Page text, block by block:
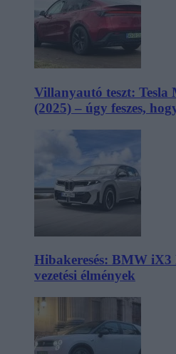
Villanyautó teszt: Tesla
(2025) – úgy feszes,
Hibakeresés: BMW iX3
vezetési élmények